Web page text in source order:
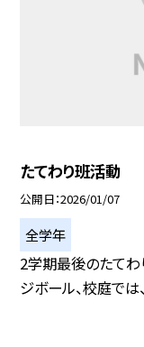
たてわり班活動
公開日 2026/01/07
全学年
2学期最後のたてわ
ジボール、校庭では